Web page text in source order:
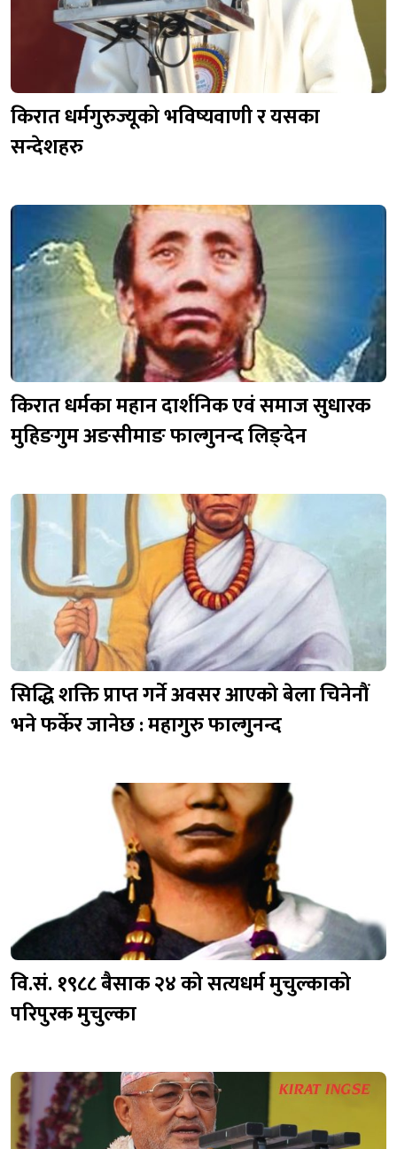
किरात धर्मगुरुज्यूको भविष्यवाणी र यसका
सन्देशहरु
किरात धर्मका महान दार्शनिक एवं समाज सुधारक
मुहिङगुम अङसीमाङ फाल्गुनन्द लिङ्देन
सिद्धि शक्ति प्राप्त गर्ने अवसर आएको बेला चिनेनौं
भने फर्केर जानेछ : महागुरु फाल्गुनन्द
वि.सं. १९८८ बैसाक २४ को सत्यधर्म मुचुल्काको
परिपुरक मुचुल्का